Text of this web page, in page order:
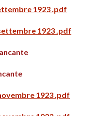
1923 .pdf
1923 .pdf
1923 .pdf